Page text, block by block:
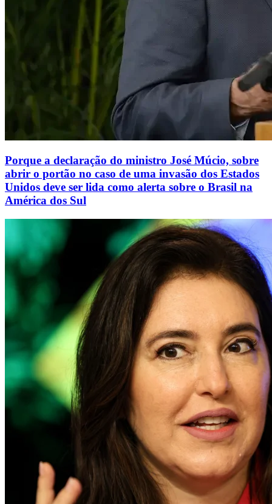
Porque a declaração do ministro José Múcio, sobre
abrir o portão no caso de uma invasão dos Estados
Unidos deve ser lida como alerta sobre o Brasil na
América dos Sul